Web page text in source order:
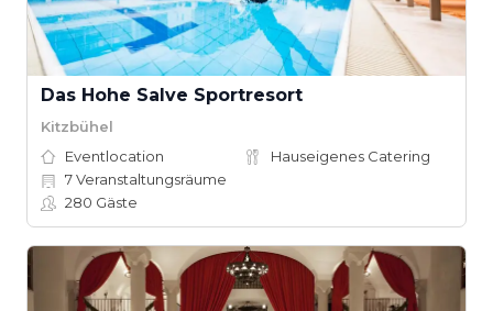
Das Hohe Salve Sportresort
Kitzbühel
Eventlocation
Hauseigenes Catering
7Veranstaltungsräume
280 Gäste